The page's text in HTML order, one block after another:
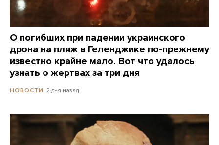
О погибших при падении украинского
дрона на пляж в Геленджике по-прежнему
известно крайне мало. Вот что удалось
узнать о жертвах за три дня
НОВОСТИ 2 дня назад